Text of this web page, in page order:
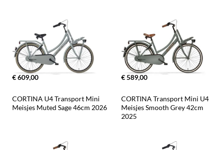
€ 609,00 € 589,00
CORTINA U4 Transport Mini
Meisjes Muted Sage 46cm 2026
CORTINA Transport Mini U4
Meisjes Smooth Grey 42cm
2025